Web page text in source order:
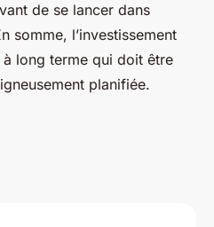
de se lancer dans
somme, l’investissement
long terme qui doit être
planifiée.